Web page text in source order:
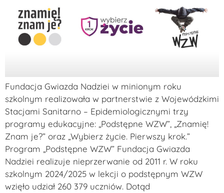
Fundacja Gwiazda Nadziei w minionym roku
szkolnym realizowała w partnerstwie z Wojewódzkimi
Stacjami Sanitarno – Epidemiologicznymi trzy
programy edukacyjne: „Podstępne WZW”, „Znamię!
Znam je?” oraz „Wybierz życie. Pierwszy krok.”
Program „Podstępne WZW” Fundacja Gwiazda
Nadziei realizuje nieprzerwanie od 2011 r. W roku
szkolnym 2024/2025 w lekcji o podstępnym WZW
wzięło udział 260 379 uczniów. Dotąd